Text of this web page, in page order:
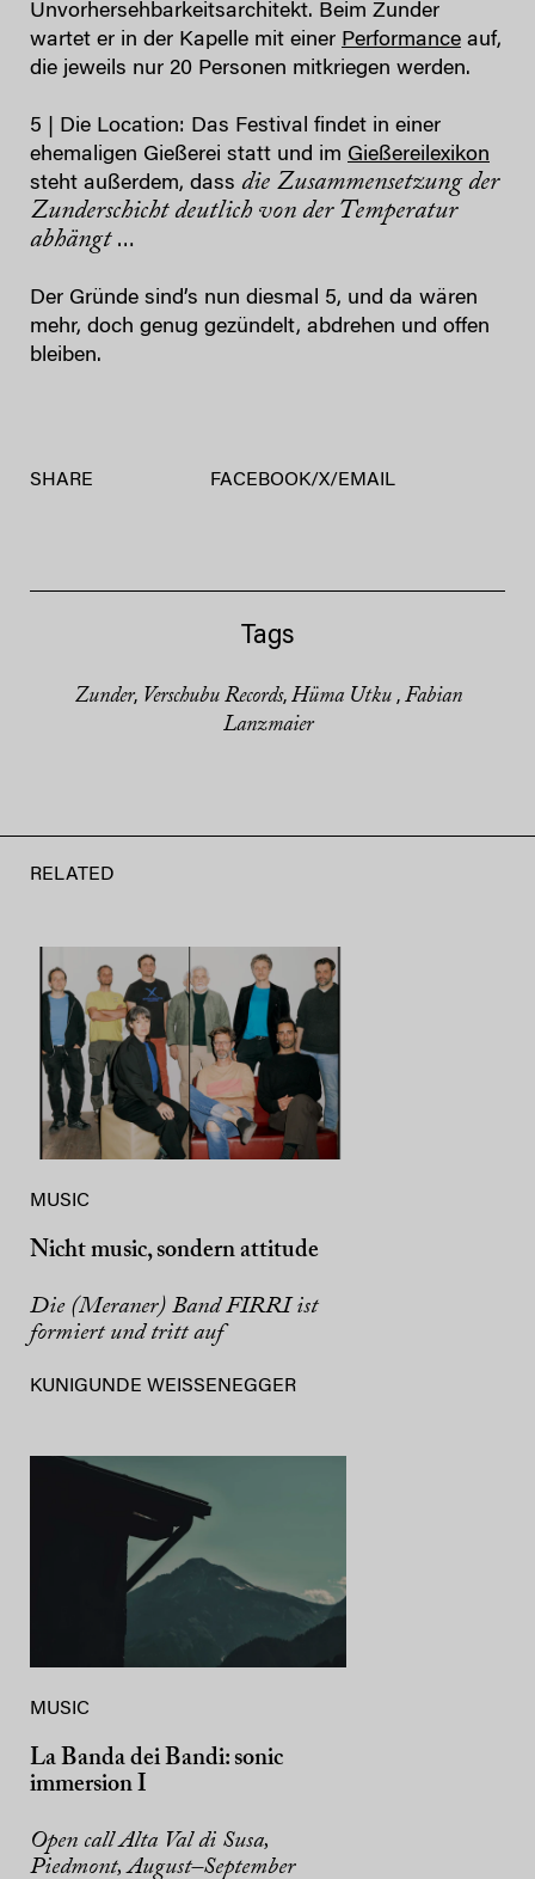
Unvorhersehbarkeitsarchitekt. Beim Zunder
wartet er in der Kapelle mit einer Performance auf,
die jeweils nur 20 Personen mitkriegen werden.
5 | Die Location: Das Festival findet in einer
ehemaligen Gießerei statt und im Gießereilexikon
steht außerdem, dass die Zusammensetzung der
Zunderschicht deutlich von der Temperatur
abhängt…
Der Gründe sind’s nun diesmal 5, und da wären
mehr, doch genug gezündelt, abdrehen und offen
bleiben.
SHARE FACEBOOK/X/ EMAIL
Tags
Zunder, Verschubu Records, Hüma Utku , Fabian
Lanzmaier
RELATED
MUSIC
Nicht music, sondern attitude
Die (Meraner) Band FIRRI ist
formiert und tritt auf
KUNIGUNDE WEISSENEGGER
MUSIC
La Banda dei Bandi: sonic
immersion I
Open call Alta Val di Susa,
Piedmont, August–September